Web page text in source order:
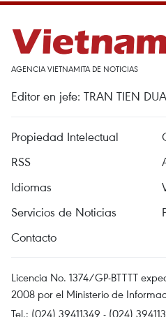
AGENCIA VIETNAMITA DE NOTICIAS
Editor en jefe: TRAN TIEN
Propiedad Intelectual
RSS
Idiomas
Servicios de Noticias
Contacto
Licencia No. 1374/GP-BTTTT
2008 por el Ministerio de
Tel.: (024) 39411349 - (024)